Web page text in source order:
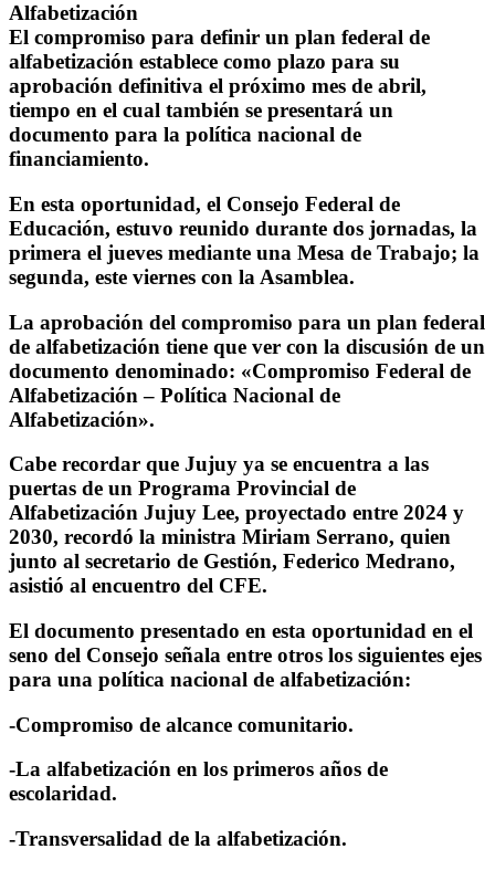
Alfabetización
El compromiso para definir un plan federal de
alfabetización establece como plazo para su
aprobación definitiva el próximo mes de abril,
tiempo en el cual también se presentará un
documento para la política nacional de
financiamiento.
En esta oportunidad, el Consejo Federal de
Educación, estuvo reunido durante dos jornadas, la
primera el jueves mediante una Mesa de Trabajo; la
segunda, este viernes con la Asamblea.
La aprobación del compromiso para un plan federal
de alfabetización tiene que ver con la discusión de un
documento denominado: «Compromiso Federal de
Alfabetización – Política Nacional de
Alfabetización».
Cabe recordar que Jujuy ya se encuentra a las
puertas de un Programa Provincial de
Alfabetización Jujuy Lee, proyectado entre 2024 y
2030, recordó la ministra Miriam Serrano, quien
junto al secretario de Gestión, Federico Medrano,
asistió al encuentro del CFE.
El documento presentado en esta oportunidad en el
seno del Consejo señala entre otros los siguientes ejes
para una política nacional de alfabetización:
-Compromiso de alcance comunitario.
-La alfabetización en los primeros años de
escolaridad.
-Transversalidad de la alfabetización.